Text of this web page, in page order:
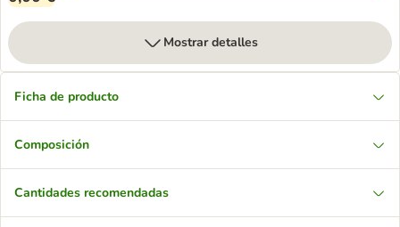
Mostrar detalles
Ficha de producto
Composición
Cantidades recomendadas